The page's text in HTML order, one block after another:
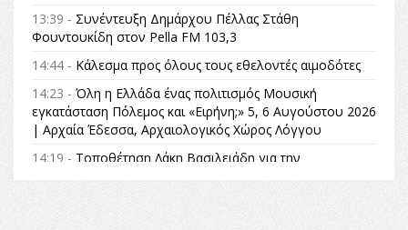
13:39 - Συνέντευξη Δημάρχου Πέλλας Στάθη
Φουντουκίδη στον Pella FM 103,3
14:44 - Κάλεσμα προς όλους τους εθελοντές αιμοδότες
14:23 - Όλη η Ελλάδα ένας πολιτισμός Μουσική
εγκατάσταση Πόλεμος και «Ειρήνη;» 5, 6 Αυγούστου 2026
| Αρχαία Έδεσσα, Αρχαιολογικός Χώρος Λόγγου
14:19 - Τοποθέτηση Λάκη Βασιλειάδη για την
Αναθεώρηση του Συντάγματος: «Σε τέτοιες κορυφαίες
θεσμικές διαδικασίες υπάρχει μόνο η ευθύνη απέναντι
στις επόμενες γενιές»